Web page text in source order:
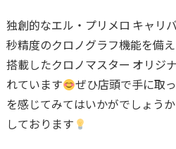
独創的なエル・プリメロ キャリ
秒精度のクロノグラフ機能を備
搭載したクロノマスター オリジ
れています
ぜひ店頭で手に取
を感じてみてはいかがでしょう
しております